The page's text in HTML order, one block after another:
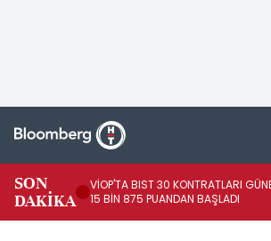
SON
DAKİKA
VİOP'TA BIST 30 KONTRATLARI
15 BİN 875 PUANDAN BAŞLADI